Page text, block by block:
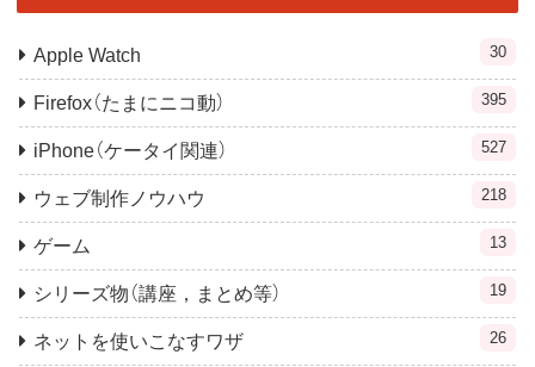
Apple Watch 30
Firefox（たまにニコ動） 395
iPhone（ケータイ関連） 527
ウェブ制作ノウハウ 218
ゲーム 13
シリーズ物（講座，まとめ等） 19
ネットを使いこなすワザ 26